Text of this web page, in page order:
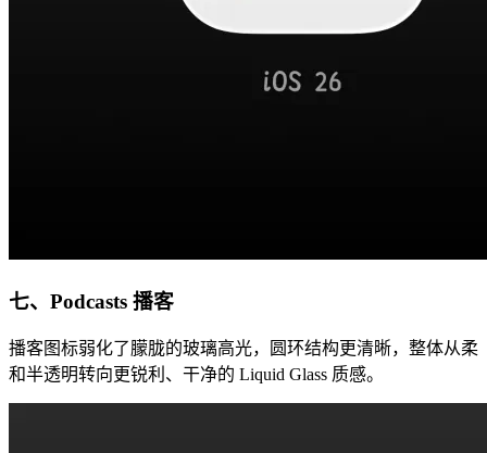
七、Podcasts 播客
播客图标弱化了朦胧的玻璃高光，圆环结构更清晰，整体从柔
和半透明转向更锐利、干净的 Liquid Glass 质感。